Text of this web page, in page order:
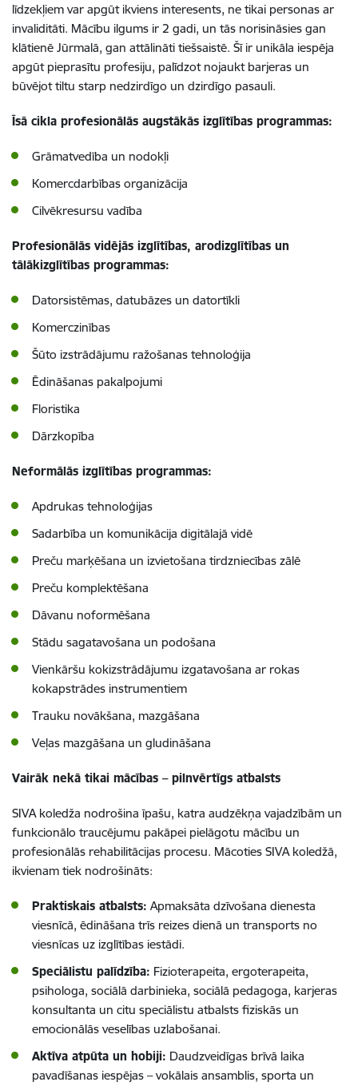
līdzekļiem var apgūt ikviens interesents, ne tikai personas ar
invaliditāti. Mācību ilgums ir 2 gadi, un tās norisināsies gan
klātienē Jūrmalā, gan attālināti tiešsaistē. Šī ir unikāla iespēja
apgūt pieprasītu profesiju, palīdzot nojaukt barjeras un
būvējot tiltu starp nedzirdīgo un dzirdīgo pasauli.
Īsā cikla profesionālās augstākās izglītības programmas:
Grāmatvedība un nodokļi
Komercdarbības organizācija
Cilvēkresursu vadība
Profesionālās vidējās izglītības, arodizglītības un
tālākizglītības programmas:
Datorsistēmas, datubāzes un datortīkli
Komerczinības
Šūto izstrādājumu ražošanas tehnoloģija
Ēdināšanas pakalpojumi
Floristika
Dārzkopība
Neformālās izglītības programmas:
Apdrukas tehnoloģijas
Sadarbība un komunikācija digitālajā vidē
Preču marķēšana un izvietošana tirdzniecības zālē
Preču komplektēšana
Dāvanu noformēšana
Stādu sagatavošana un podošana
Vienkāršu kokizstrādājumu izgatavošana ar rokas
kokapstrādes instrumentiem
Trauku novākšana, mazgāšana
Veļas mazgāšana un gludināšana
Vairāk nekā tikai mācības – pilnvērtīgs atbalsts
SIVA koledža nodrošina īpašu, katra audzēkņa vajadzībām un
funkcionālo traucējumu pakāpei pielāgotu mācību un
profesionālās rehabilitācijas procesu. Mācoties SIVA koledžā,
ikvienam tiek nodrošināts:
Praktiskais atbalsts: Apmaksāta dzīvošana dienesta
viesnīcā, ēdināšana trīs reizes dienā un transports no
viesnīcas uz izglītības iestādi.
Speciālistu palīdzība: Fizioterapeita, ergoterapeita,
psihologa, sociālā darbinieka, sociālā pedagoga, karjeras
konsultanta un citu speciālistu atbalsts fiziskās un
emocionālās veselības uzlabošanai.
Aktīva atpūta un hobiji: Daudzveidīgas brīvā laika
pavadīšanas iespējas – vokālais ansamblis, sporta un